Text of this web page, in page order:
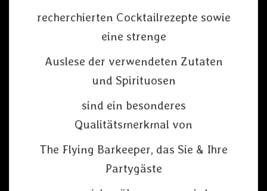
recherchierten Cocktailrezepte sowie
eine strenge
Auslese der verwendeten Zutaten
und Spirituosen
sind ein besonderes
Qualitätsmerkmal von
The Flying Barkeeper, das Sie & Ihre
Partygäste